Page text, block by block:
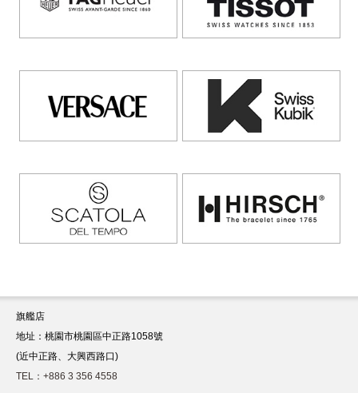
旗艦店
地址：桃園市桃園區中正路1058號
(近中正路、大興西路口)
TEL：+886 3 356 4558